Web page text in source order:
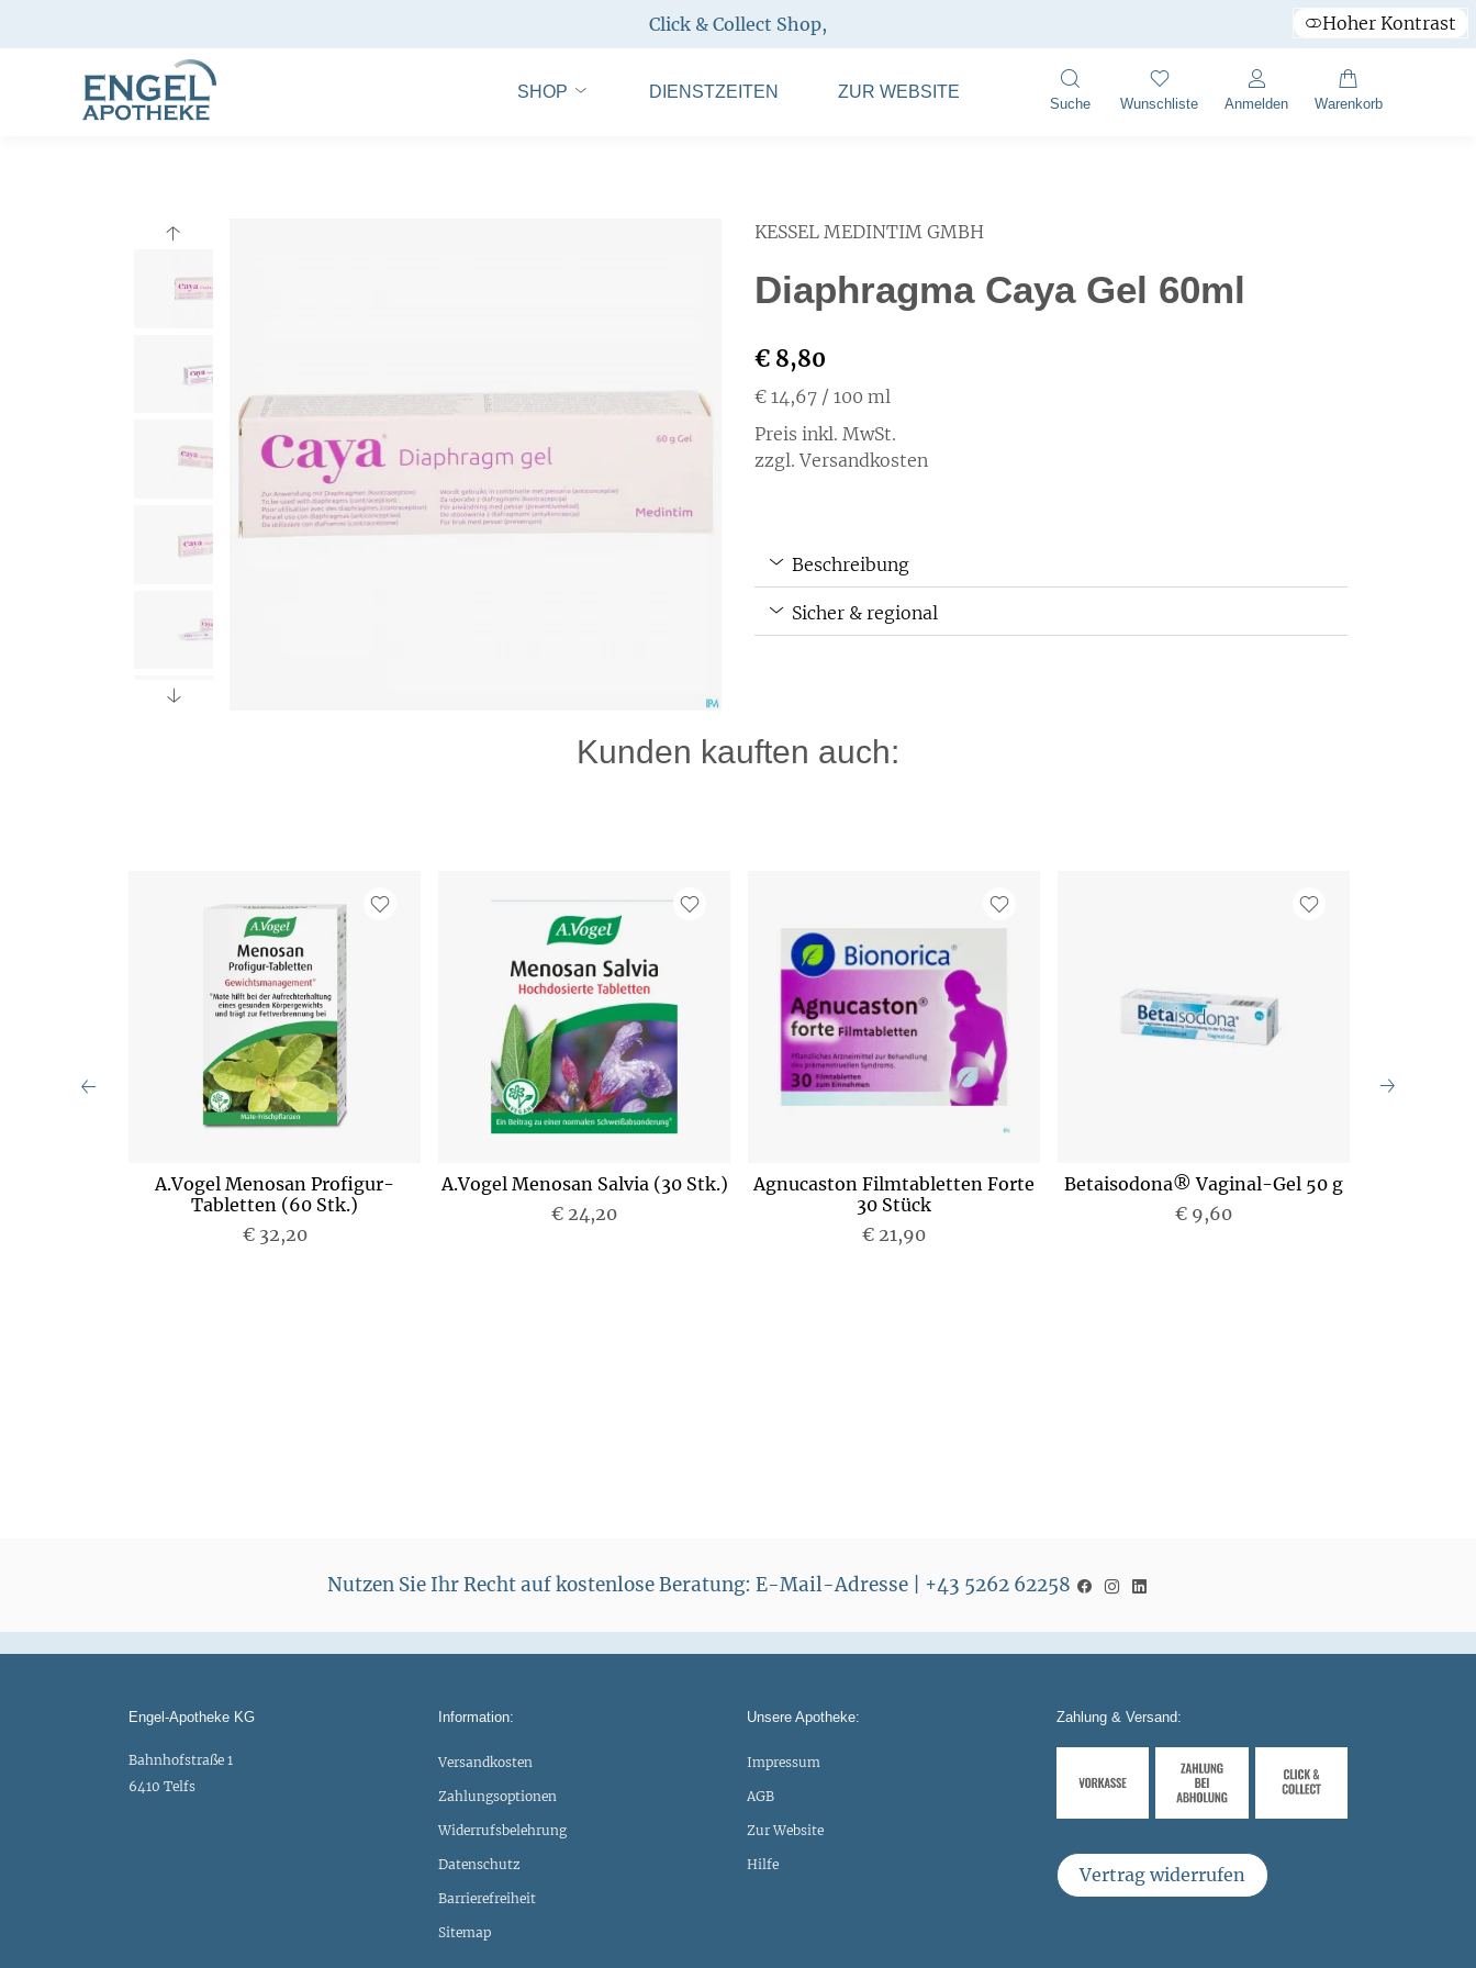
Click & Collect Shop, Hoher Kontrast
SHOP DIENSTZEITEN ZUR WEBSITE
Suche Wunschliste Anmelden Warenkorb
KESSEL MEDINTIM GMBH
Diaphragma Caya Gel 60ml
€ 8,80
€ 14,67 / 100 ml
Preis inkl. MwSt.
zzgl. Versandkosten
Beschreibung
Sicher & regional
Kunden kauften auch:
A.Vogel Menosan Profigur-
Tabletten (60 Stk.)
€ 32,20
A.Vogel Menosan Salvia (30 Stk.)
€ 24,20
Agnucaston Filmtabletten Forte
30 Stück
€ 21,90
Betaisodona® Vaginal-Gel 50 g
€ 9,60
P
P
Nutzen Sie Ihr Recht auf kostenlose Beratung: E-Mail-Adresse | +43 5262 62258
Engel-Apotheke KG
Bahnhofstraße 1
6410 Telfs
Information:
Versandkosten
Zahlungsoptionen
Widerrufsbelehrung
Datenschutz
Barrierefreiheit
Sitemap
Unsere Apotheke:
Impressum
AGB
Zur Website
Hilfe
Zahlung & Versand:
Vertrag widerrufen